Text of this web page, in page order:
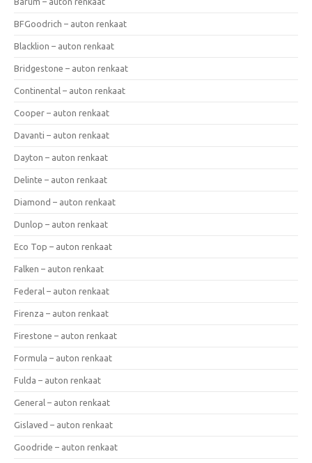
BFGoodrich – auton renkaat
Blacklion – auton renkaat
Bridgestone – auton renkaat
Continental – auton renkaat
Cooper – auton renkaat
Davanti – auton renkaat
Dayton – auton renkaat
Delinte – auton renkaat
Diamond – auton renkaat
Dunlop – auton renkaat
Eco Top – auton renkaat
Falken – auton renkaat
Federal – auton renkaat
Firenza – auton renkaat
Firestone – auton renkaat
Formula – auton renkaat
Fulda – auton renkaat
General – auton renkaat
Gislaved – auton renkaat
Goodride – auton renkaat